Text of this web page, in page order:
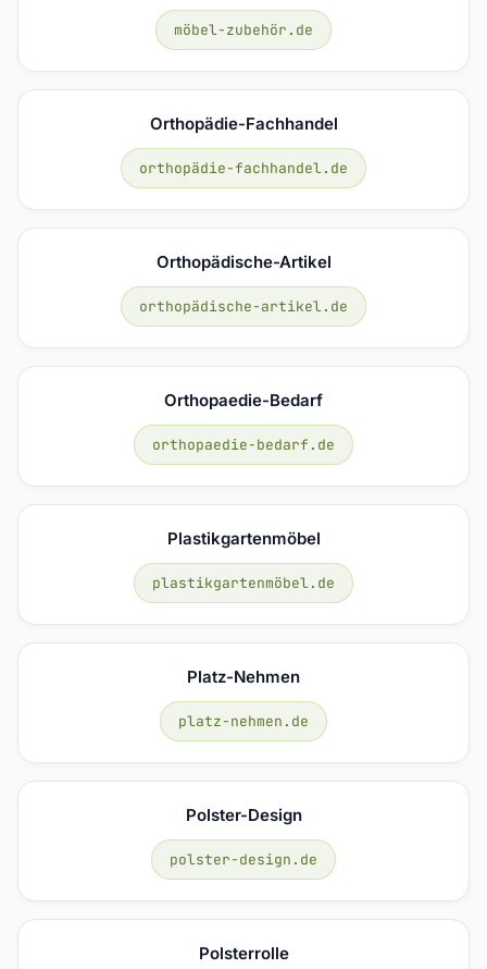
möbel-zubehör.de
Orthopädie-Fachhandel
orthopädie-fachhandel.de
Orthopädische-Artikel
orthopädische-artikel.de
Orthopaedie-Bedarf
orthopaedie-bedarf.de
Plastikgartenmöbel
plastikgartenmöbel.de
Platz-Nehmen
platz-nehmen.de
Polster-Design
polster-design.de
Polsterrolle